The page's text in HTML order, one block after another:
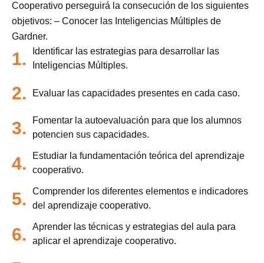
Cooperativo perseguirá la consecución de los siguientes
objetivos: – Conocer las Inteligencias Múltiples de
Gardner.
1.
Identificar las estrategias para desarrollar las
Inteligencias Múltiples.
2. Evaluar las capacidades presentes en cada caso.
3.
Fomentar la autoevaluación para que los alumnos
potencien sus capacidades.
4.
Estudiar la fundamentación teórica del aprendizaje
cooperativo.
5.
Comprender los diferentes elementos e indicadores
del aprendizaje cooperativo.
6.
Aprender las técnicas y estrategias del aula para
aplicar el aprendizaje cooperativo.